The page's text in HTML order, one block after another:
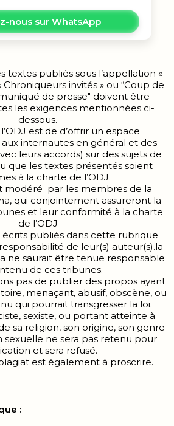
nous sur WhatsApp
textes publiés sous l’appellation «
invités » ou “Coup de
de presse" doivent être
les exigences mentionnées ci-
dessous.
est de d’offrir un espace
aux internautes en général et des
leurs accords) sur des sujets de
que les textes présentés soient
à la charte de l’ODJ.
modéré par les membres de la
qui conjointement assureront la
et leur conformité à la charte
de l’ODJ
écrits publiés dans cette rubrique
de leur(s) auteur(s).la
ne saurait être tenue responsable
de ces tribunes.
pas de publier des propos ayant
menaçant, abusif, obscène, ou
qui pourrait transgresser la loi.
sexiste, ou portant atteinte à
sa religion, son origine, son genre
sexuelle ne sera pas retenu pour
et sera refusé.
est également à proscrire.
: